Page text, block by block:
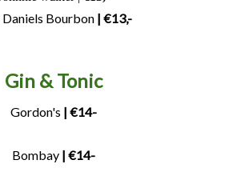
Daniels Bourbon | €13,-
Gin & Tonic
Gordon's | €14-
Bombay | €14-